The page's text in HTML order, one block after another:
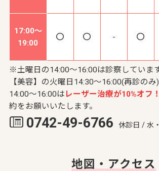
17:00～
19:00
-
※土曜日の14:00～16:00は診察しています
【美容】の火曜日14:30～16:00(再診の
14:00～16:00は レーザー治療が10%オフ！
約をお願いいたします。
0742-49-6766 休診日 / 水
地図・アクセス